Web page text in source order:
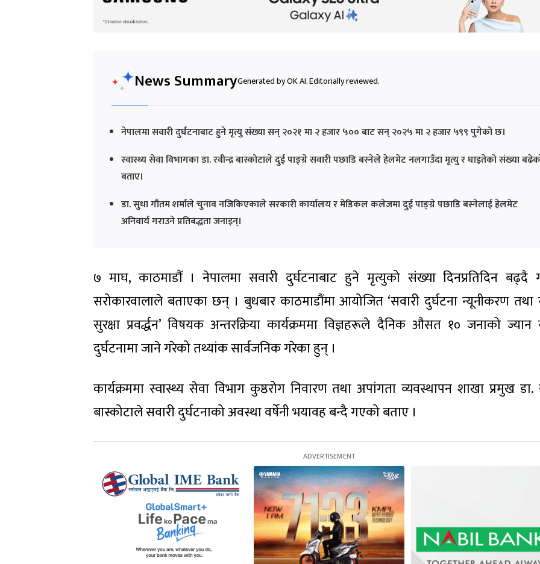
News SummaryGenerated by OK AI. Editorially reviewed.
नेपालमा सवारी दुर्घटनाबाट हुने मृत्यु संख्या सन् २०२१ मा २ हजार ५०० बाट सन् २०२५ मा २ हजार ५९९ पुगेको छ।
स्वास्थ्य सेवा विभागका डा. रवीन्द्र बास्कोटाले दुई पाङ्ग्रे सवारी पछाडि बस्नेले हेलमेट नलगाउँदा मृत्यु र घाइतेको संख्या
बताए।
डा. सुधा गौतम शर्माले चुनाव नजिकिएकाले सरकारी कार्यालय र मेडिकल कलेजमा दुई पाङ्ग्रे पछाडि बस्नेलाई हेलमेट
अनिवार्य गराउने प्रतिबद्धता जनाइन्।
७ माघ, काठमाडौं । नेपालमा सवारी दुर्घटनाबाट हुने मृत्युको संख्या दिनप्रतिदिन बढ्दै
सरोकारवालाले बताएका छन् । बुधबार काठमाडौंमा आयोजित ‘सवारी दुर्घटना न्यूनीकरण
सुरक्षा प्रवर्द्धन’ विषयक अन्तरक्रिया कार्यक्रममा विज्ञहरूले दैनिक औसत १० जनाको
दुर्घटनामा जाने गरेको तथ्यांक सार्वजनिक गरेका हुन् ।
कार्यक्रममा स्वास्थ्य सेवा विभाग कुष्ठरोग निवारण तथा अपांगता व्यवस्थापन शाखा प्रमुख डा.
बास्कोटाले सवारी दुर्घटनाको अवस्था वर्षेनी भयावह बन्दै गएको बताए ।